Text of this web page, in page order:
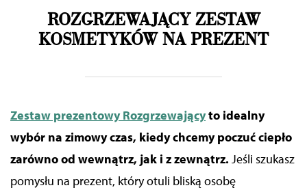
ROZGRZEWAJĄCY ZESTAW
KOSMETYKÓW NA PREZENT
Zestaw prezentowy Rozgrzewającyto idealny
wybór na zimowy czas, kiedy chcemy poczuć ciepło
zarówno od wewnątrz, jak i z zewnątrz. Jeśli szukasz
pomysłu na prezent, który otuli bliską osobę